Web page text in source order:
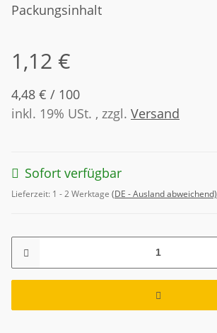
Packungsinhalt
1,12 €
4,48 € / 100
inkl. 19% USt. , zzgl. Versand
Sofort verfügbar
Lieferzeit: 1 - 2 Werktage (DE - Ausland abweichend)